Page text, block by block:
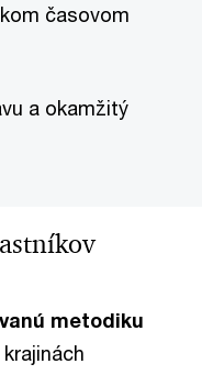
časovom
a okamžitý
metodiku